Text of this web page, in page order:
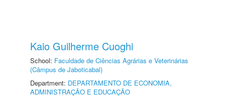
Kaio Guilherme Cuoghi
School: Faculdade de Ciências Agrárias e Veterinárias
(Câmpus de Jaboticabal)
Department: DEPARTAMENTO DE ECONOMIA,
ADMINISTRAÇÃO E EDUCAÇÃO